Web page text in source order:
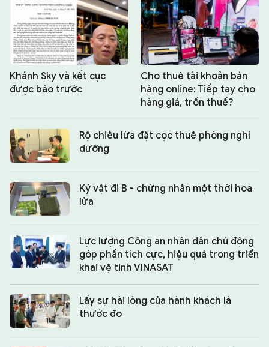
CHUYÊN TRANG
Khánh Sky và kết cục
được báo trước
Cho thuê tài khoản bán
hàng online: Tiếp tay cho
hàng giả, trốn thuế?
Rộ chiêu lừa đặt cọc thuê phòng nghỉ
dưỡng
Kỷ vật đi B - chứng nhân một thời hoa
lửa
Lực lượng Công an nhân dân chủ động
góp phần tích cực, hiệu quả trong triển
khai vệ tinh VINASAT
Lấy sự hài lòng của hành khách là
thước đo